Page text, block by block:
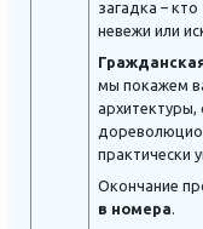
загадка –
невежи или
мы покажем
практически
Окончание
в номера.